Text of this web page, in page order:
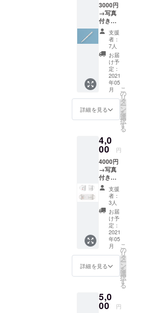
3000円
→写真
付きお
礼メッ
セージ
メール
を写真
付きと
オリジ
ナルペ
ンを送
ります
支援
者：
7人
お届
け予
定：
2021
年05
月
詳細を見る
こ
の
リ
タ
ー
ン
を
選
択
す
る
4,0
00 円
4000円
→写真
付きお
礼メッ
セージ
メール
と、オ
リジナ
ルペン
とオリ
ジナル
マグ
カップ
を送り
ます。
支援
者：
3人
お届
け予
定：
2021
年05
月
詳細を見る
こ
の
リ
タ
ー
ン
を
選
択
す
る
5,0
00 円